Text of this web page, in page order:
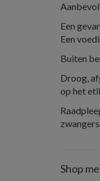
Een
Een
Buiten
Droog,
op het
Shop